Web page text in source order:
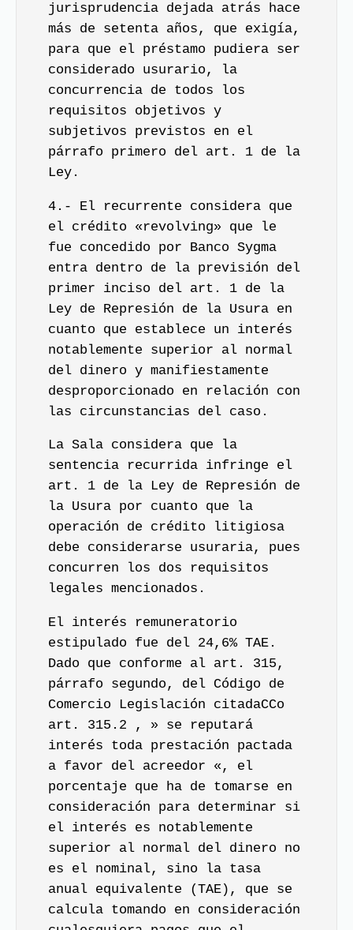
jurisprudencia dejada atrás hace
más de setenta años, que exigía,
para que el préstamo pudiera ser
considerado usurario, la
concurrencia de todos los
requisitos objetivos y
subjetivos previstos en el
párrafo primero del art. 1 de la
Ley.
4.- El recurrente considera que
el crédito «revolving» que le
fue concedido por Banco Sygma
entra dentro de la previsión del
primer inciso del art. 1 de la
Ley de Represión de la Usura en
cuanto que establece un interés
notablemente superior al normal
del dinero y manifiestamente
desproporcionado en relación con
las circunstancias del caso.
La Sala considera que la
sentencia recurrida infringe el
art. 1 de la Ley de Represión de
la Usura por cuanto que la
operación de crédito litigiosa
debe considerarse usuraria, pues
concurren los dos requisitos
legales mencionados.
El interés remuneratorio
estipulado fue del 24,6% TAE.
Dado que conforme al art. 315,
párrafo segundo, del Código de
Comercio Legislación citadaCCo
art. 315.2 , » se reputará
interés toda prestación pactada
a favor del acreedor «, el
porcentaje que ha de tomarse en
consideración para determinar si
el interés es notablemente
superior al normal del dinero no
es el nominal, sino la tasa
anual equivalente (TAE), que se
calcula tomando en consideración